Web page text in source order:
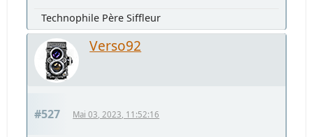
Technophile Père Siffleur
Verso92
#527 Mai 03, 2023, 11:52:16